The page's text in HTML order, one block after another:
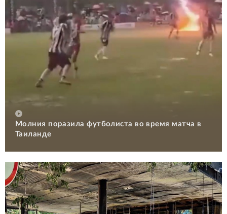
Молния поразила футболиста во время матча в
Таиланде